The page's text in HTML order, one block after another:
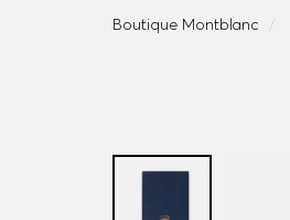
Boutique Montblanc